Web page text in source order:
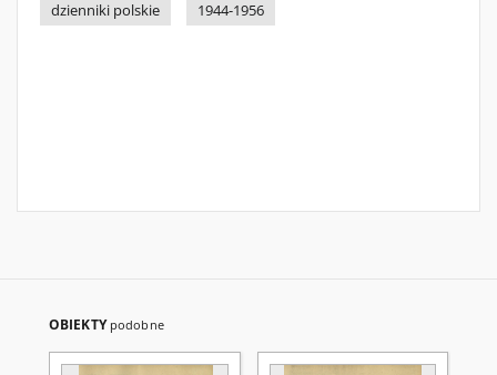
dzienniki polskie
1944-1956
OBIEKTY podobne